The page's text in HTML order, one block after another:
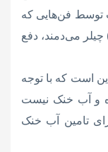
توسط فن‌هایی که
می‌دمند، دفع
است که با توجه
و آب خنک نیست
تامین آب خنک